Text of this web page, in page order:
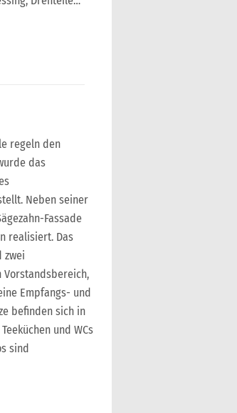
regeln den
das
Neben seiner
Fassade
realisiert. Das
zwei
Vorstandsbereich,
Empfangs- und
befinden sich in
und WCs
sind